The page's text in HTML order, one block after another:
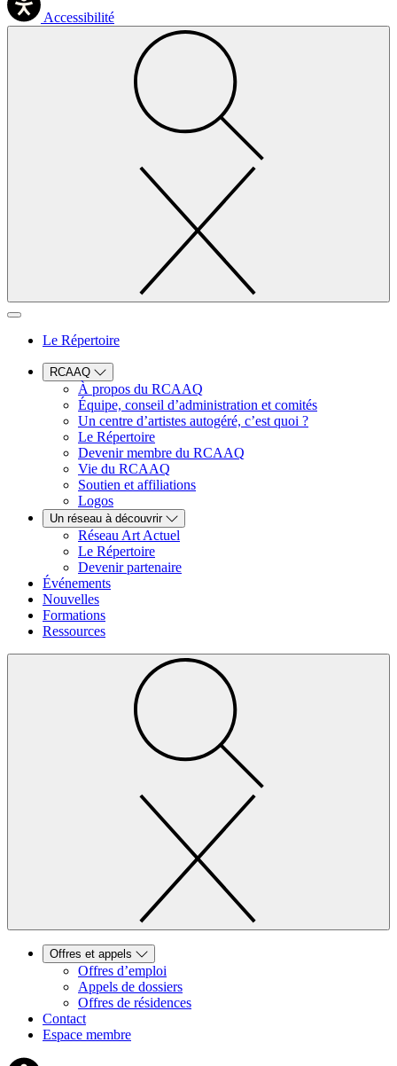
Accessibilité
Le Répertoire
RCAAQ
À propos du RCAAQ
Équipe, conseil d’administration et comités
Un centre d’artistes autogéré, c’est quoi ?
Le Répertoire
Devenir membre du RCAAQ
Vie du RCAAQ
Soutien et affiliations
Logos
Un réseau à découvrir
Réseau Art Actuel
Le Répertoire
Devenir partenaire
Événements
Nouvelles
Formations
Ressources
Offres et appels
Offres d’emploi
Appels de dossiers
Offres de résidences
Contact
Espace membre